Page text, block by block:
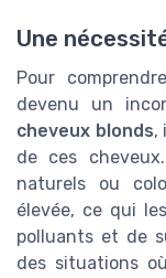
Une
Pour
devenu un
cheveux blonds,
de ces
naturels ou
élevée, ce qui
polluants et de
des situations